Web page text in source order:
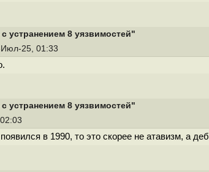
устранением 8 уязвимостей"
Июл-25, 01:33
устранением 8 уязвимостей"
в 1990, то это скорее не атавизм, а